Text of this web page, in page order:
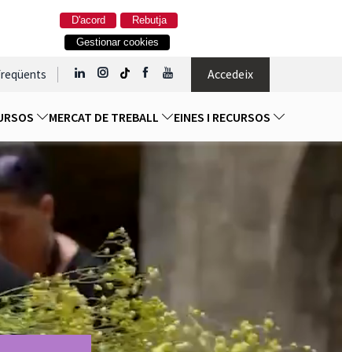
Rebutja
D'acord
Gestionar cookies
Accedeix
MERCAT DE TREBALL EINES I RECURSOS